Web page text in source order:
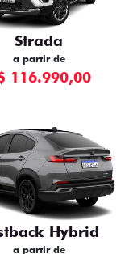
Strada
a partir de
116.990,00
Hybrid
a partir de